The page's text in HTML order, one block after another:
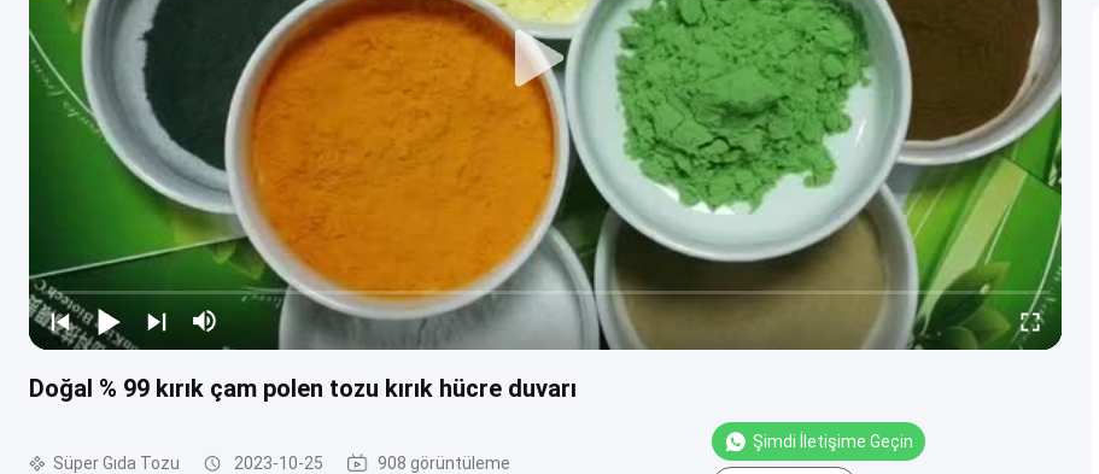
Doğal % 99 kırık çam polen tozu kırık hücre duvarı
Süper Gıda Tozu 2023-10-25 908 görüntüleme
Şimdi İletişime Geçin